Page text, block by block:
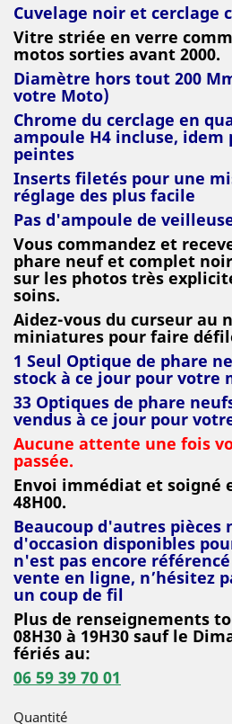
Cuvelage noir et cerclage
Vitre striée en verre
motos sorties avant 2000.
Diamètre hors tout 200
votre Moto)
Chrome du cerclage en
ampoule H4 incluse, idem
peintes
Inserts filetés pour une
réglage des plus facile
Pas d'ampoule de
Vous commandez et
phare neuf et complet
sur les photos très
soins.
Aidez-vous du curseur au
miniatures pour faire
1 Seul Optique de phare
stock à ce jour pour votre
33 Optiques de phare
vendus à ce jour pour
Aucune attente une fois
passée.
Envoi immédiat et soigné
48H00.
Beaucoup d'autres pièces
d'occasion disponibles
n'est pas encore
vente en ligne, n’hésitez
un coup de fil
Plus de renseignements
08H30 à 19H30 sauf le
fériés au:
06 59 39 70 01
Quantité